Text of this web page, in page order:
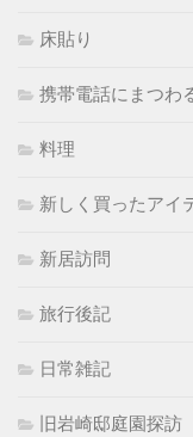
床貼り
携帯電話にまつわ
料理
新しく買ったアイ
新居訪問
旅行後記
日常雑記
旧岩崎邸庭園探訪